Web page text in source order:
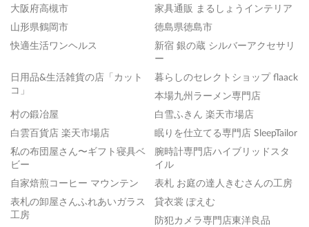
大阪府高槻市
家具通販 まるしょうインテリア
山形県鶴岡市
徳島県徳島市
快適生活ワンヘルス
新宿 銀の蔵 シルバーアクセサリ
ー
日用品&生活雑貨の店「カット
コ」
暮らしのセレクトショップ flaack
本場九州ラーメン専門店
村の鍛冶屋
白雪ふきん 楽天市場店
白雲百貨店 楽天市場店
眠りを仕立てる専門店 SleepTailor
私の布団屋さん〜ギフト寝具ベ
ビー
腕時計専門店ハイブリッドスタ
イル
自家焙煎コーヒー マウンテン
表札 お庭の達人きむさんの工房
表札の卸屋さんふれあいガラス
工房
貸衣裳 ぽえむ
防犯カメラ専門店東洋良品